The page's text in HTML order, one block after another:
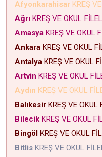
Afyonkarahisar KREŞ
Ağrı KREŞ VE OKUL
Amasya KREŞ VE OKUL
Ankara KREŞ VE OKUL
Antalya KREŞ VE OKUL
Artvin KREŞ VE OKUL
Aydın KREŞ VE OKUL
Balıkesir KREŞ VE OKUL
Bilecik KREŞ VE OKUL
Bingöl KREŞ VE OKUL
Bitlis KREŞ VE OKUL